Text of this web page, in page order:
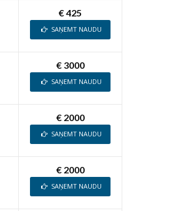
€ 425
SAŅEMT NAUDU
€ 3000
SAŅEMT NAUDU
€ 2000
SAŅEMT NAUDU
€ 2000
SAŅEMT NAUDU